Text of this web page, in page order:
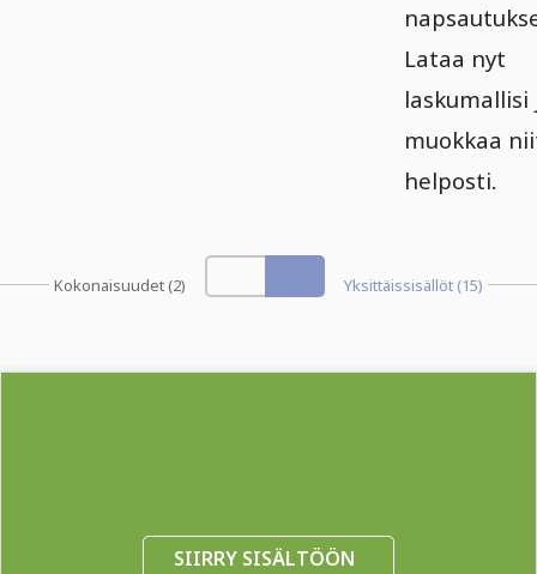
Lataa nyt
laskumallisi
muokkaa
helposti.
Kokonaisuudet (2) Yksittäissisällöt (15)
SIIRRY SISÄLTÖÖN